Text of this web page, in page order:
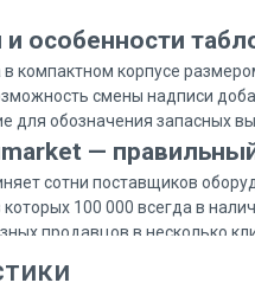
особенности
компактном корпусе
смены надписи
для обозначения запасных
—
сотни поставщиков
которых 100 000 всегда в
продавцов в несколько
лиц. После регистрации
При крупном заказе наш